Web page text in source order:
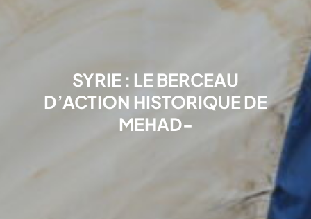
SYRIE : LE BERCEAU
D’ACTION HISTORIQUE DE
MEHAD-